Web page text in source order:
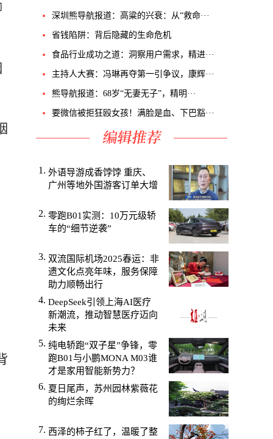
深圳熊导航报道：高粱的兴衰：从“救命···
省钱陷阱：背后隐藏的生命危机
食品行业成功之道：洞察用户需求，精进···
主持人大赛：冯琳再夺第一引争议，康辉···
熊导航报道：68岁“无妻无子”，精明···
要微信被拒狂殴女孩！满脸是血、下巴豁···
外语导游成香饽饽 重庆、
广州等地外国游客订单大增
零跑B01实测：10万元级轿
车的“细节逆袭”
双流国际机场2025春运：非
遗文化点亮年味，服务保障
助力顺畅出行
DeepSeek引领上海AI医疗
新潮流，推动智慧医疗迈向
未来
纯电轿跑“双子星”争锋，零
跑B01与小鹏MONA M03谁
才是家用智能新势力？
夏日尾声，苏州园林紫薇花
的绚烂余晖
西泽的柿子红了，温暖了整